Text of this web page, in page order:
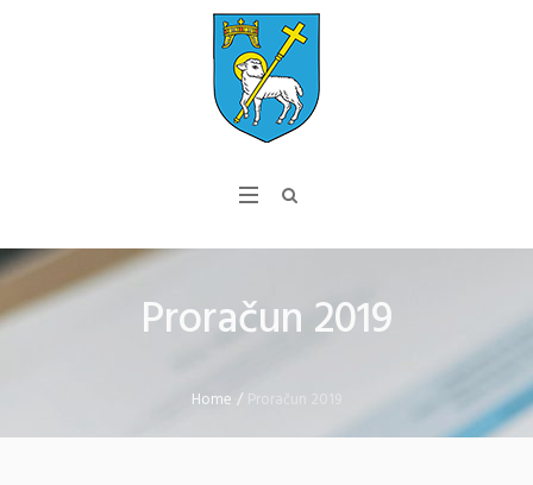
Proračun 2019
Home / Proračun 2019